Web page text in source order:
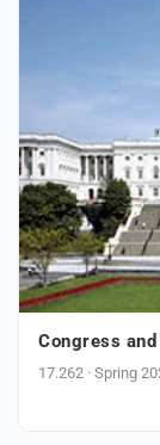
Congress
17.262 · Spring